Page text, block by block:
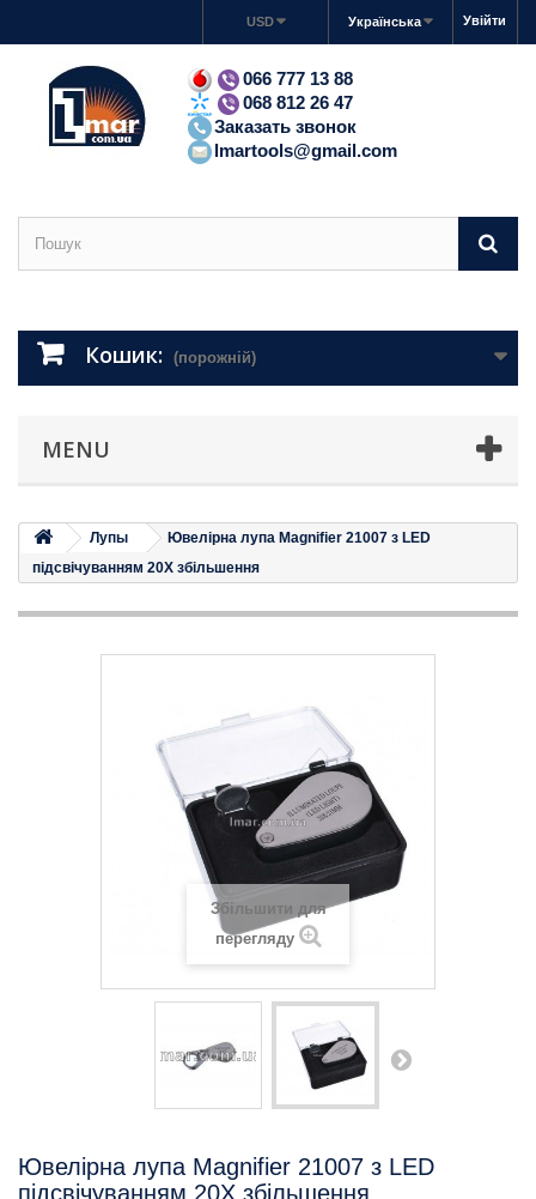
Увійти
Українська
USD
066 777 13 88
068 812 26 47
Заказать звонок
lmartools@gmail.com
Кошик: (порожній)
MENU
Лупы
Ювелірна лупа Magnifier 21007 з LED
підсвічуванням 20X збільшення
Збільшити для
перегляду
Ювелірна лупа Magnifier 21007 з LED
підсвічуванням 20X збільшення